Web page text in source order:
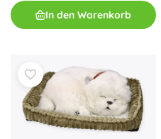
In den Warenkorb